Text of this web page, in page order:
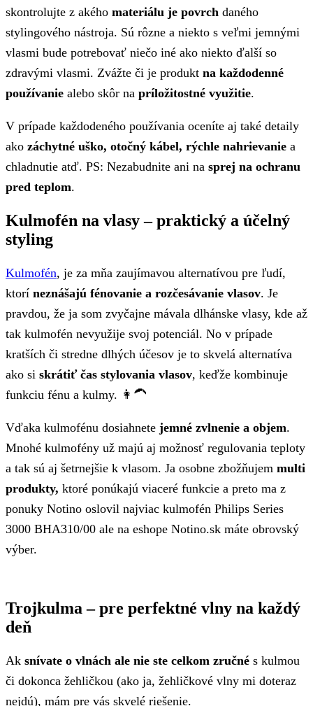
skontrolujte z akého materiálu je povrch daného
stylingového nástroja. Sú rôzne a niekto s veľmi jemnými
vlasmi bude potrebovať niečo iné ako niekto ďalší so
zdravými vlasmi. Zvážte či je produkt na každodenné
používanie alebo skôr na príložitostné využitie.
V prípade každodeného používania oceníte aj také detaily
ako záchytné uško, otočný kábel, rýchle nahrievanie a
chladnutie atď. PS: Nezabudnite ani na sprej na ochranu
pred teplom.
Kulmofén na vlasy – praktický a účelný
styling
Kulmofén, je za mňa zaujímavou alternatívou pre ľudí,
ktorí neznášajú fénovanie a rozčesávanie vlasov. Je
pravdou, že ja som zvyčajne mávala dlhánske vlasy, kde až
tak kulmofén nevyužije svoj potenciál. No v prípade
kratších či stredne dlhých účesov je to skvelá alternatíva
ako si skrátiť čas stylovania vlasov, keďže kombinuje
funkciu fénu a kulmy. 👩‍🦱
Vďaka kulmofénu dosiahnete jemné zvlnenie a objem.
Mnohé kulmofény už majú aj možnosť regulovania teploty
a tak sú aj šetrnejšie k vlasom. Ja osobne zbožňujem multi
produkty, ktoré ponúkajú viaceré funkcie a preto ma z
ponuky Notino oslovil najviac kulmofén Philips Series
3000 BHA310/00 ale na eshope Notino.sk máte obrovský
výber.
Trojkulma – pre perfektné vlny na každý
deň
Ak snívate o vlnách ale nie ste celkom zručné s kulmou
či dokonca žehličkou (ako ja, žehličkové vlny mi doteraz
nejdú), mám pre vás skvelé riešenie.